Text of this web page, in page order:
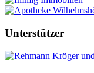
Unterstützer